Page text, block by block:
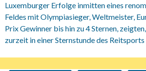
Luxemburger Erfolge inmitten eines
Feldes mit Olympiasieger, Weltmeister,
Prix Gewinner bis hin zu 4 Sternen,
zurzeit in einer Sternstunde des